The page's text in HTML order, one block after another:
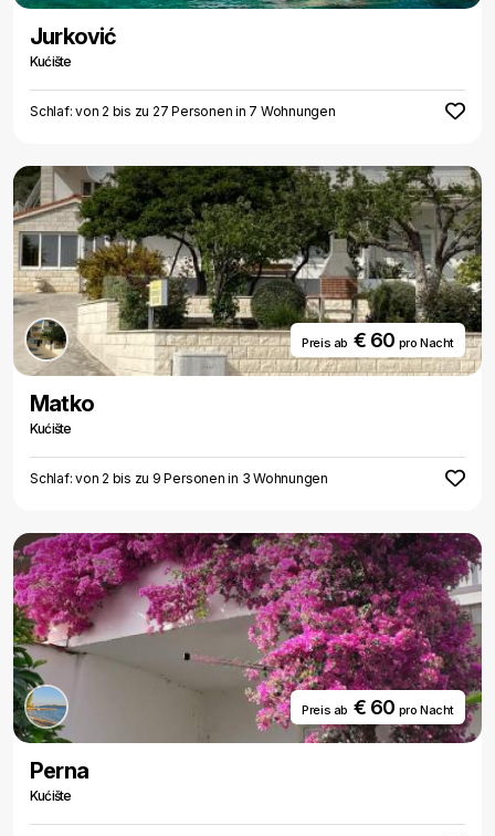
Jurković
Kućište
Schlaf: von 2 bis zu 27 Personen in 7 Wohnungen
Preis ab€ 60 pro Nacht
Matko
Kućište
Schlaf: von 2 bis zu 9 Personen in 3 Wohnungen
Preis ab€ 60 pro Nacht
Perna
Kućište